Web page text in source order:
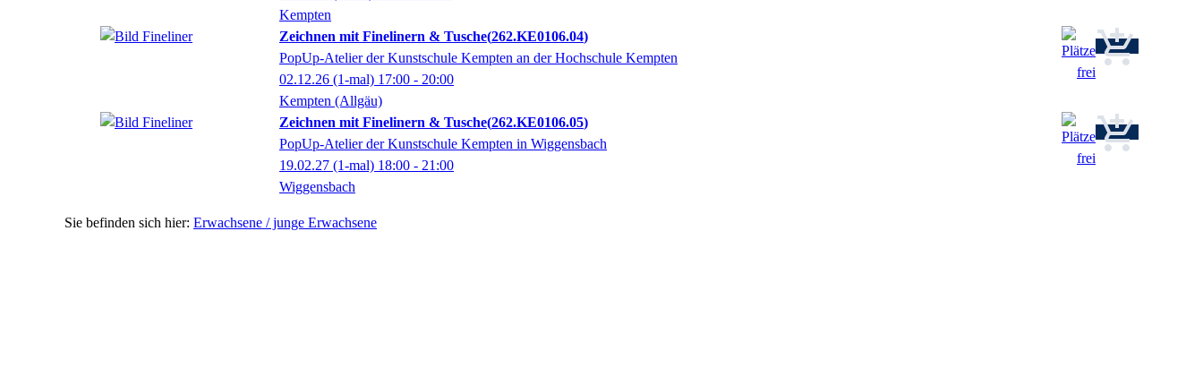
Kempten
Zeichnen mit Finelinern & Tusche 262.KE0106.04
PopUp-Atelier der Kunstschule Kempten an der Hochschule Kempten
02.12.26 (1-mal) 17:00 - 20:00
Kempten (Allgäu)
Zeichnen mit Finelinern & Tusche 262.KE0106.05
PopUp-Atelier der Kunstschule Kempten in Wiggensbach
19.02.27 (1-mal) 18:00 - 21:00
Wiggensbach
Erwachsene / junge Erwachsene